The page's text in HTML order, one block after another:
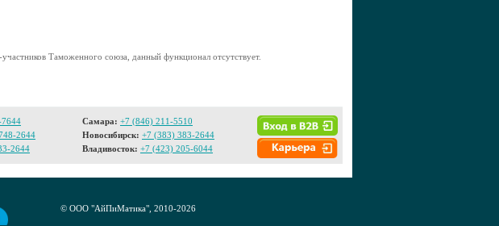
Таможенного союза, данный функционал отсутствует.
2644
2644
Самара: +7 (846) 211-5510
Новосибирск: +7 (383) 383-2644
Владивосток: +7 (423) 205-6044
© ООО "АйПиМатика", 2010-2026